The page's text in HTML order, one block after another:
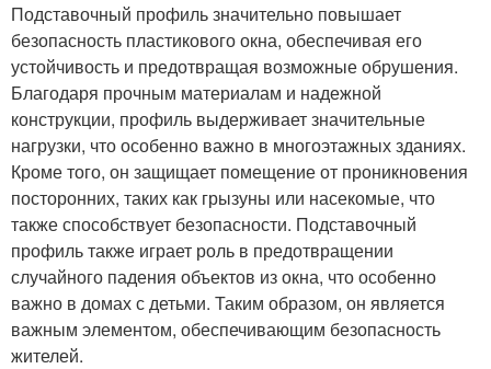
Подставочный профиль значительно повышает
безопасность пластикового окна, обеспечивая его
устойчивость и предотвращая возможные обрушения.
Благодаря прочным материалам и надежной
конструкции, профиль выдерживает значительные
нагрузки, что особенно важно в многоэтажных зданиях.
Кроме того, он защищает помещение от проникновения
посторонних, таких как грызуны или насекомые, что
также способствует безопасности. Подставочный
профиль также играет роль в предотвращении
случайного падения объектов из окна, что особенно
важно в домах с детьми. Таким образом, он является
важным элементом, обеспечивающим безопасность
жителей.